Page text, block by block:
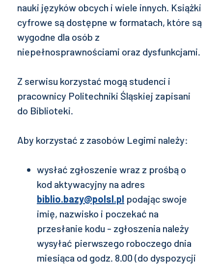
nauki języków obcych i wiele innych. Książki
cyfrowe są dostępne w formatach, które są
wygodne dla osób z
niepełnosprawnościami oraz dysfunkcjami.
Z serwisu korzystać mogą studenci i
pracownicy Politechniki Śląskiej zapisani
do Biblioteki.
Aby korzystać z zasobów Legimi należy:
wysłać zgłoszenie wraz z prośbą o
kod aktywacyjny na adres
biblio.bazy@polsl.pl podając swoje
imię, nazwisko i poczekać na
przesłanie kodu - zgłoszenia należy
wysyłać pierwszego roboczego dnia
miesiąca od godz. 8.00 (do dyspozycji